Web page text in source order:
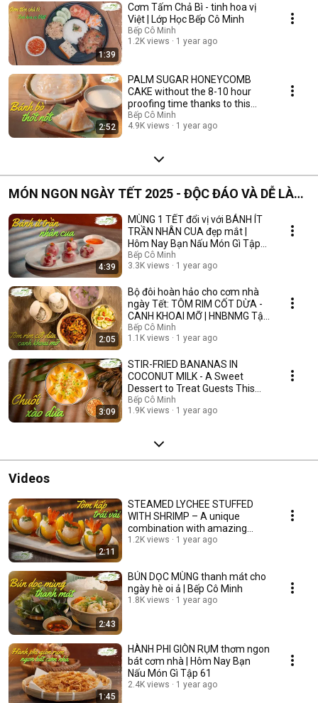
1:39
Cơm Tấm Chả Bì - tinh hoa vị
Việt | Lớp Học Bếp Cô Minh
Bếp Cô Minh
1.2K views
1 year ago
2:52
PALM SUGAR HONEYCOMB
CAKE without the 8-10 hour
proofing time thanks to this
"secret" | What Are ...
Bếp Cô Minh
4.9K views
1 year ago
MÓN NGON NGÀY TẾT 2025 - ĐỘC ĐÁO VÀ DỄ LÀM
| BẾP CÔ MINH
4:39
MÙNG 1 TẾT đổi vị với BÁNH ÍT
TRẦN NHÂN CUA đẹp mắt |
Hôm Nay Bạn Nấu Món Gì Tập
23
Bếp Cô Minh
3.3K views
1 year ago
2:05
Bộ đôi hoàn hảo cho cơm nhà
ngày Tết: TÔM RIM CỐT DỪA -
CANH KHOAI MỠ | HNBNMG Tập
22
Bếp Cô Minh
1.1K views
1 year ago
3:09
STIR-FRIED BANANAS IN
COCONUT MILK - A Sweet
Dessert to Treat Guests This
Spring | What Are You C...
Bếp Cô Minh
1.9K views
1 year ago
Videos
2:11
STEAMED LYCHEE STUFFED
WITH SHRIMP – A unique
combination with amazing
results | MS. MINH'S KITCHEN
1.2K views 1 year ago
2:43
BÚN DỌC MÙNG thanh mát cho
ngày hè oi ả | Bếp Cô Minh
1.8K views 1 year ago
1:45
HÀNH PHI GIÒN RỤM thơm ngon
bát cơm nhà | Hôm Nay Bạn
Nấu Món Gì Tập 61
2.4K views 1 year ago